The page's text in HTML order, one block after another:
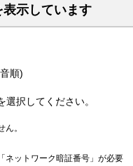
示しています
順)
択してください。
。
ネットワーク暗証番号」が必要